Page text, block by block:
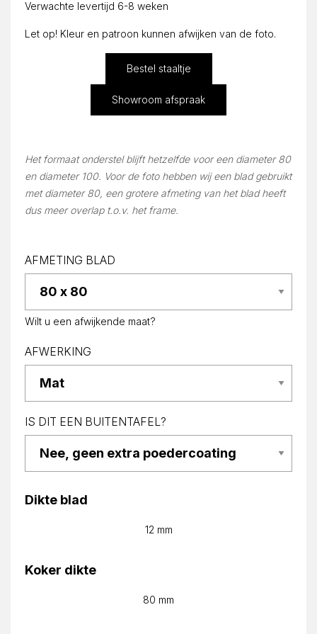
Verwachte levertijd 6-8 weken
Let op! Kleur en patroon kunnen afwijken van de foto.
Bestel staaltje
Showroom afspraak
Het formaat onderstel blijft hetzelfde voor een diameter 80
en diameter 100. Voor de foto hebben wij een blad gebruikt
met diameter 80, een grotere afmeting van het blad heeft
dus meer overlap t.o.v. het frame.
AFMETING BLAD
Wilt u een afwijkende maat?
AFWERKING
IS DIT EEN BUITENTAFEL?
Dikte blad
12 mm
Koker dikte
80 mm